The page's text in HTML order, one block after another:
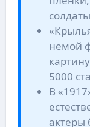
немой
5000
В
актеры